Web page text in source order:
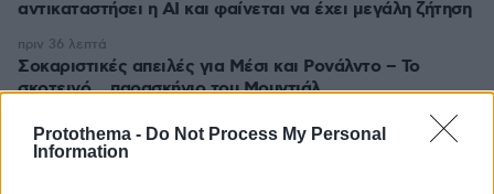
Protothema - Do Not Process My Personal
Information
αντικαταστήσει η AI και φαίνεται να έχει μεγάλη ζήτηση
Σοκαριστικές απειλές για Μέσι και Ρονάλντο – Το
σκοτεινό… παρασκήνιο του Μουντιάλ
πριν 36 λεπτά
Οι ωραιότερες παραλίες της Σαμοθράκης -Οι
πριν 38 λεπτά